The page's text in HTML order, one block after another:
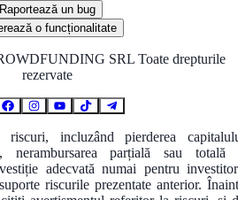
Raportează un bug
o funcționalitate
SRL Toate drepturile
rezervate
incluzând pierderea
nerambursarea parțială sau totală
adecvată numai pentru
riscurile prezentate anterior.